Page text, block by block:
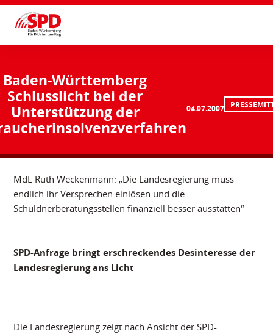
Baden-Württemberg
Schlusslicht bei der
Unterstützung der
04.07.2007
MdL Ruth Weckenmann: „Die Landesregierung muss
endlich ihr Versprechen einlösen und die
Schuldnerberatungsstellen finanziell besser ausstatten“
SPD-Anfrage bringt erschreckendes Desinteresse der
Landesregierung ans Licht
Die Landesregierung zeigt nach Ansicht der SPD-